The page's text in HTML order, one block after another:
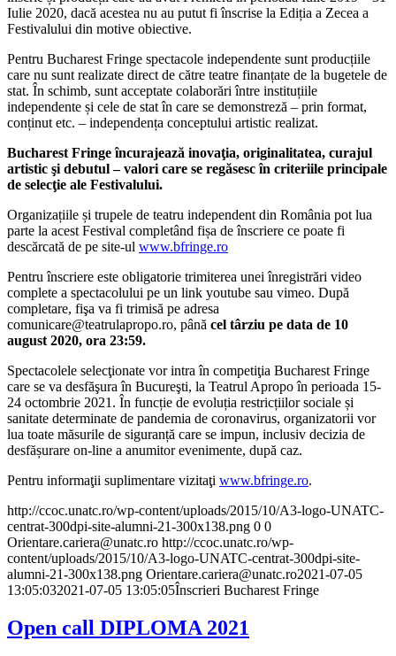
Iulie 2020, dacă acestea nu au putut fi înscrise la Ediția a Zecea a
Festivalului din motive obiective.
Pentru Bucharest Fringe spectacole independente sunt producțiile
care nu sunt realizate direct de către teatre finanțate de la bugetele de
stat. În schimb, sunt acceptate colaborări între instituțiile
independente și cele de stat în care se demonstreză – prin format,
conținut etc. – independența conceptului artistic realizat.
Bucharest Fringe încurajează inovaţia, originalitatea, curajul
artistic şi debutul – valori care se regăsesc în criteriile principale
de selecţie ale Festivalului.
Organizațiile și trupele de teatru independent din România pot lua
parte la acest Festival completând fișa de înscriere ce poate fi
descărcată de pe site-ul www.bfringe.ro
Pentru înscriere este obligatorie trimiterea unei înregistrări video
complete a spectacolului pe un link youtube sau vimeo. După
completare, fişa va fi trimisă pe adresa
comunicare@teatrulapropo.ro, până cel târziu pe data de 10
august 2020, ora 23:59.
Spectacolele selecţionate vor intra în competiţia Bucharest Fringe
care se va desfăşura în Bucureşti, la Teatrul Apropo în perioada 15-
24 octombrie 2021. În funcție de evoluția restricțiilor sociale și
sanitate determinate de pandemia de coronavirus, organizatorii vor
lua toate măsurile de siguranță care se impun, inclusiv decizia de
desfășurare on-line a anumitor evenimente, după caz.
Pentru informaţii suplimentare vizitaţi www.bfringe.ro.
http://ccoc.unatc.ro/wp-content/uploads/2015/10/A3-logo-UNATC-
centrat-300dpi-site-alumni-21-300x138.png 0 0
Orientare.cariera@unatc.ro http://ccoc.unatc.ro/wp-
content/uploads/2015/10/A3-logo-UNATC-centrat-300dpi-site-
alumni-21-300x138.png Orientare.cariera@unatc.ro2021-07-05
13:05:032021-07-05 13:05:05Înscrieri Bucharest Fringe
Open call DIPLOMA 2021